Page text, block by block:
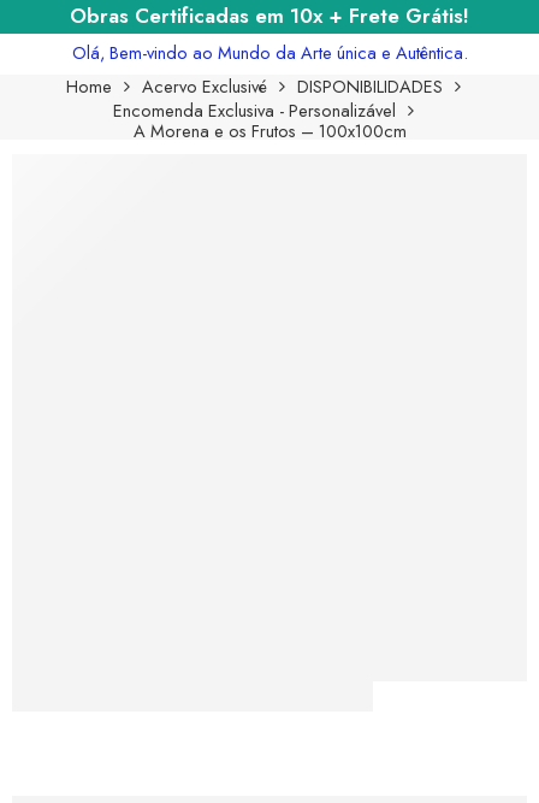
Obras Certificadas em 10x + Frete Grátis!
Olá, Bem-vindo ao Mundo da Arte única e Autêntica.
Home
Acervo Exclusivé
DISPONIBILIDADES
Encomenda Exclusiva - Personalizável
A Morena e os Frutos – 100x100cm